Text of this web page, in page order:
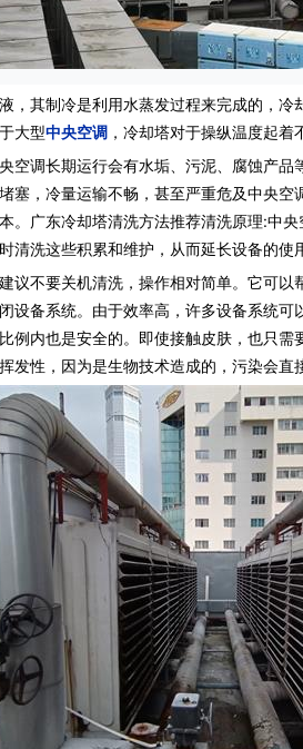
其制冷是利用水蒸发过程来完成的，冷
大型中央空调 ，冷却塔对于操纵温度起着
空调长期运行会有水垢、污泥、腐蚀产
塞，冷量运输不畅，甚至严重危及中央
。广东冷却塔清洗方法推荐清洗原理:中
清洗这些积累和维护，从而延长设备的使
不要关机清洗，操作相对简单。它可以
设备系统。由于效率高，许多设备系统
例内也是安全的。即使接触皮肤，也只
发性，因为是生物技术造成的，污染会直